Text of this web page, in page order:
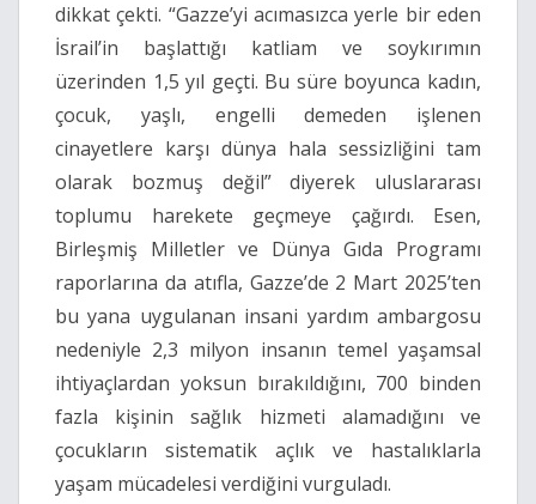
dikkat çekti. “Gazze’yi acımasızca yerle bir eden
İsrail’in başlattığı katliam ve soykırımın
üzerinden 1,5 yıl geçti. Bu süre boyunca kadın,
çocuk, yaşlı, engelli demeden işlenen
cinayetlere karşı dünya hala sessizliğini tam
olarak bozmuş değil” diyerek uluslararası
toplumu harekete geçmeye çağırdı. Esen,
Birleşmiş Milletler ve Dünya Gıda Programı
raporlarına da atıfla, Gazze’de 2 Mart 2025’ten
bu yana uygulanan insani yardım ambargosu
nedeniyle 2,3 milyon insanın temel yaşamsal
ihtiyaçlardan yoksun bırakıldığını, 700 binden
fazla kişinin sağlık hizmeti alamadığını ve
çocukların sistematik açlık ve hastalıklarla
yaşam mücadelesi verdiğini vurguladı.